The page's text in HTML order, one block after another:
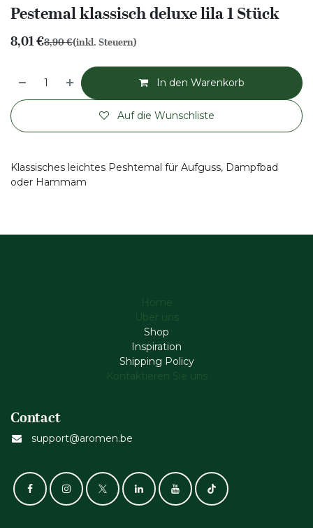
Pestemal klassisch deluxe lila 1 Stück
8,01€8,90€(inkl. Steuern)
In den Warenkorb
Auf die Wunschliste
Klassisches leichtes Peshtemal für Aufguss, Dampfbad
oder Hammam
Home
Über uns
Shop
Inspiration
Shipping Policy
Kontaktieren Sie uns
Contact
support@aromen.be